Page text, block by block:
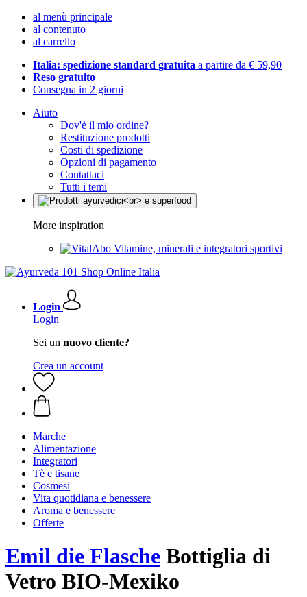
al menù principale
al contenuto
al carrello
Italia: spedizione standard gratuita a partire da € 59,90
Reso gratuito
Consegna in 2 giorni
Aiuto
Dov'è il mio ordine?
Restituzione prodotti
Costi di spedizione
Opzioni di pagamento
Contattaci
Tutti i temi
More inspiration
Vitamine, minerali e integratori sportivi
Login
Login
Sei un nuovo cliente?
Crea un account
Marche
Alimentazione
Integratori
Tè e tisane
Cosmesi
Vita quotidiana e benessere
Aroma e benessere
Offerte
Emil die Flasche Bottiglia di
Vetro BIO-Mexiko